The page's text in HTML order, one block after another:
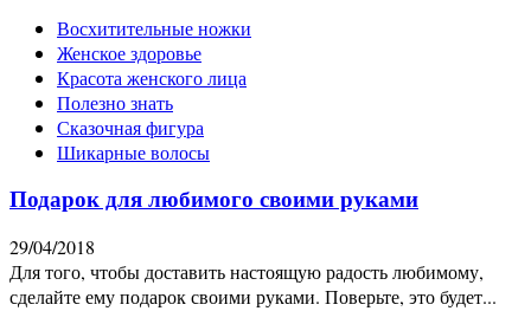
Восхитительные ножки
Женское здоровье
Красота женского лица
Полезно знать
Сказочная фигура
Шикарные волосы
Подарок для любимого своими руками
29/04/2018
Для того, чтобы доставить настоящую радость любимому,
сделайте ему подарок своими руками. Поверьте, это будет...